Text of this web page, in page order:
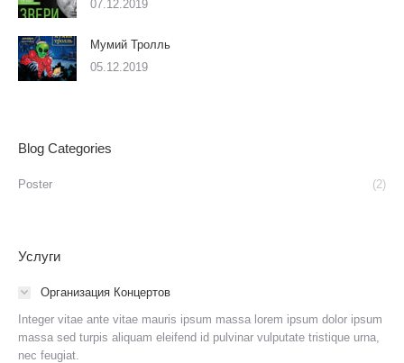
07.12.2019
Мумий Тролль
05.12.2019
Blog Categories
Poster (2)
Услуги
Организация Концертов
Integer vitae ante vitae mauris ipsum massa lorem ipsum dolor ipsum
massa sed turpis aliquam eleifend id pulvinar vulputate tristique urna,
nec feugiat.